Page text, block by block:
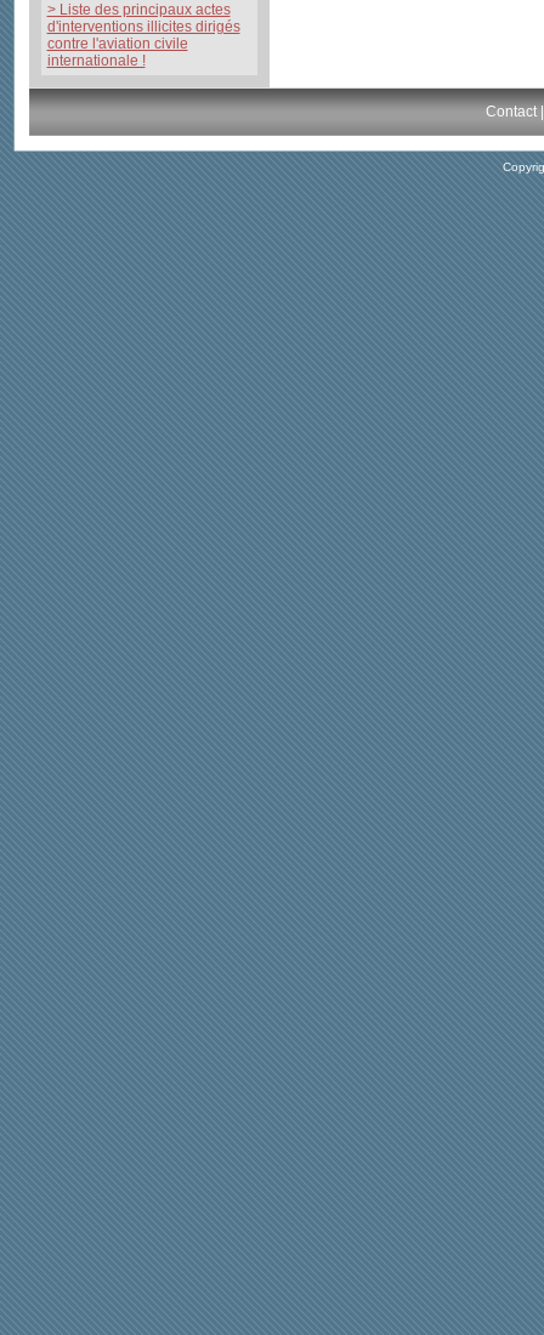
> Liste des principaux actes
d'interventions illicites dirigés
contre l'aviation civile
internationale !
Contact